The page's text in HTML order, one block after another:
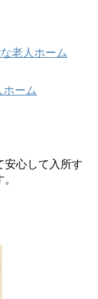
老人ホーム
ーム
安心して入所す